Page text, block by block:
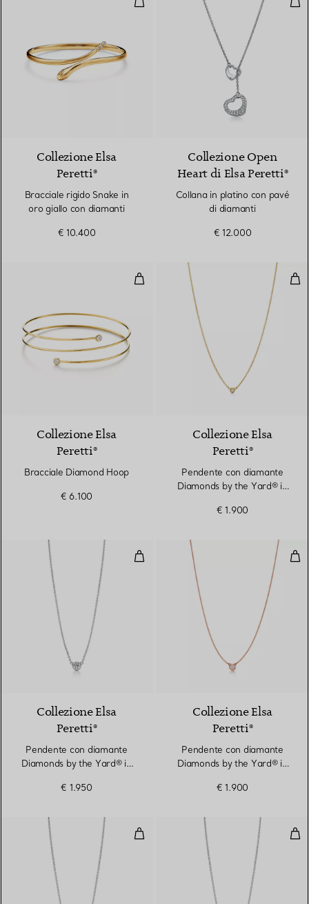
Collezione Elsa
Peretti®
Bracciale rigido Snake in
oro giallo con diamanti
€ 10.400
Collezione Open
Heart di Elsa Peretti®
Collana in platino con pavé
di diamanti
€ 12.000
Bracciale Diamond Hoop
Collezione Elsa
Peretti®
Bracciale Diamond Hoop
€ 6.100
Collezione Elsa
Peretti®
Pendente con diamante
Diamonds by the Yard® in
€ 1.900
Pendente con diamante
2 Materiali
Collezione Elsa
Peretti®
Pendente con diamante
Diamonds by the Yard® in
€ 1.950
Collezione Elsa
Peretti®
Pendente con diamante
Diamonds by the Yard® in
€ 1.900
Pendente con diamante